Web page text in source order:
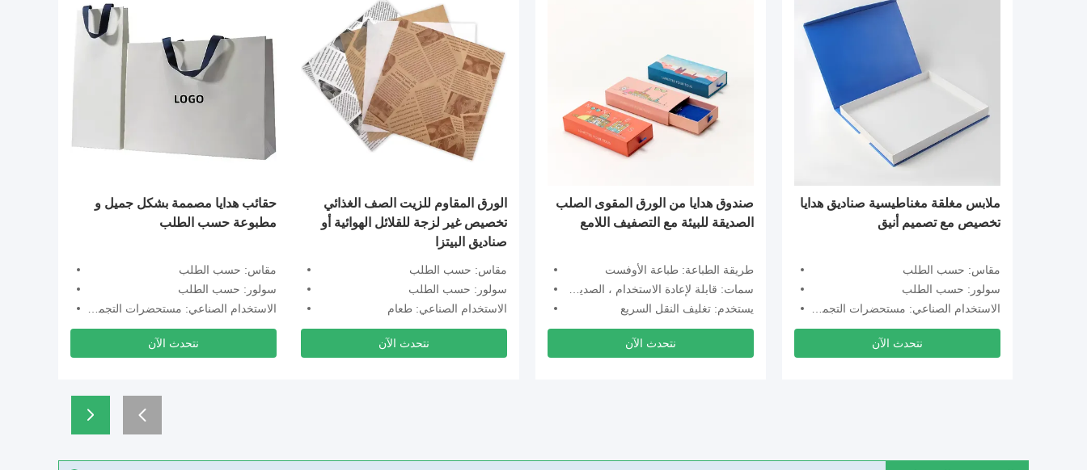
ملابس مغلقة مغناطيسية صناديق هدايا
تخصيص مع تصميم أنيق
مقاس: حسب الطلب
سولور: حسب الطلب
الاستخدام الصناعي: مستحضرات التجميل / الهدايا
نتحدث الآن
صندوق هدايا من الورق المقوى الصلب
الصديقة للبيئة مع التصفيف اللامع
طريقة الطباعة: طباعة الأوفست
سمات: قابلة لإعادة الاستخدام ، الصديقة للبيئة ، دائمة
يستخدم: تغليف النقل السريع
نتحدث الآن
الورق المقاوم للزيت الصف الغذائي
تخصيص غير لزجة للقلائل الهوائية أو
صناديق البيتزا
مقاس: حسب الطلب
سولور: حسب الطلب
الاستخدام الصناعي: طعام
نتحدث الآن
حقائب هدايا مصممة بشكل جميل و
مطبوعة حسب الطلب
مقاس: حسب الطلب
سولور: حسب الطلب
الاستخدام الصناعي: مستحضرات التجميل/الزيوت العطرية/منتجات العناية بالبشرة/الهدايا
نتحدث الآن